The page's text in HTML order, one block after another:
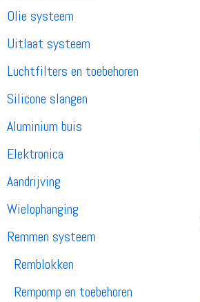
Olie systeem
Uitlaat systeem
Luchtfilters en toebehoren
Silicone slangen
Aluminium buis
Elektronica
Aandrijving
Wielophanging
Remmen systeem
Remblokken
Rempomp en toebehoren